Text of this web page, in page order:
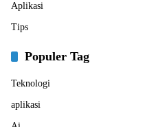
Aplikasi
Tips
Populer Tag
Teknologi
aplikasi